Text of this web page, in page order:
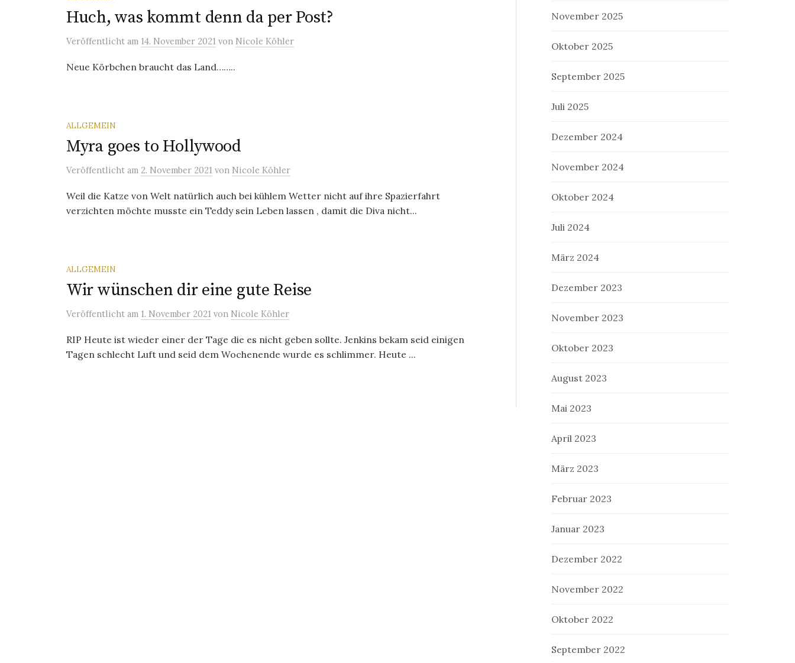
Huch, was kommt denn da per Post?
Veröffentlicht am 14. November 2021 von Nicole Köhler
Neue Körbchen braucht das Land……..
ALLGEMEIN
Myra goes to Hollywood
Veröffentlicht am 2. November 2021 von Nicole Köhler
Weil die Katze von Welt natürlich auch bei kühlem Wetter nicht auf ihre Spazierfahrt
verzichten möchte musste ein Teddy sein Leben lassen , damit die Diva nicht...
ALLGEMEIN
Wir wünschen dir eine gute Reise
Veröffentlicht am 1. November 2021 von Nicole Köhler
RIP Heute ist wieder einer der Tage die es nicht geben sollte. Jenkins bekam seid einigen
Tagen schlecht Luft und seid dem Wochenende wurde es schlimmer. Heute ...
November 2025
Oktober 2025
September 2025
Juli 2025
Dezember 2024
November 2024
Oktober 2024
Juli 2024
März 2024
Dezember 2023
November 2023
Oktober 2023
August 2023
Mai 2023
April 2023
März 2023
Februar 2023
Januar 2023
Dezember 2022
November 2022
Oktober 2022
September 2022